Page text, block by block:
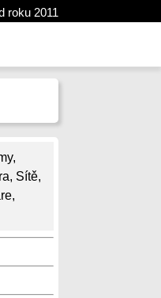
roku 2011
,
, Sítě,
,